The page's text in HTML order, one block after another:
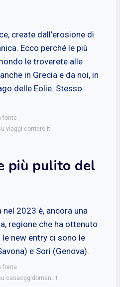
create dall'erosione di
Ecco perché le più
le troverete alle
in Grecia e da noi, in
delle Eolie. Stesso
fonte
viaggi.corriere.it
più pulito del
2023 è, ancora una
regione che ha ottenuto
le new entry ci sono le
e Sori (Genova).
fonte
casaoggidomani.it